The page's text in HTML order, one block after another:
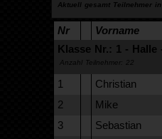
Aktuell gesamt Teilnehmer
Nr Vorname
Klasse Nr.: 1 - Halle
Anzahl Teilnehmer: 22
1 Christian
2
Mike
3
Sebastian